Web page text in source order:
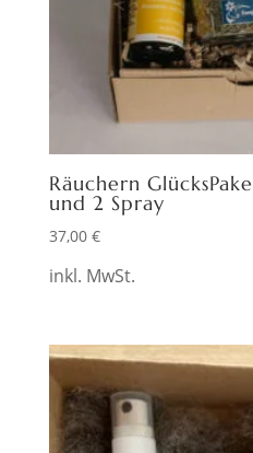
Räuchern
und 2 Spray
37,00 €
inkl. MwSt.